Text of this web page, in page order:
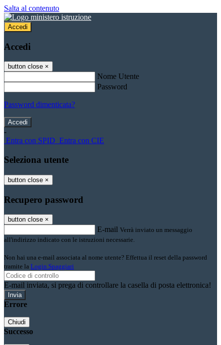
Salta al contenuto
Accedi
Accedi
button close ×
Nome Utente
Password
Password dimenticata?
-
Entra con SPID Entra con CIE
Seleziona utente
button close ×
Recupero password
button close ×
E-mail Verrà inviato un messaggio
all'indirizzo indicato con le istruzioni necessarie.
Non hai una e-mail associata al nome utente? Effettua il reset della password
tramite la Login Spaggiari
E-mail inviata, si prega di controllare la casella di posta elettronica!
Errore
Chiudi
Successo